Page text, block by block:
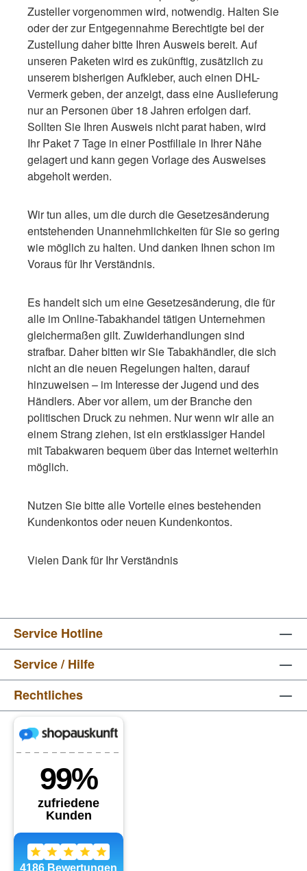
Zusteller vorgenommen wird, notwendig. Halten Sie
oder der zur Entgegennahme Berechtigte bei der
Zustellung daher bitte Ihren Ausweis bereit. Auf
unseren Paketen wird es zukünftig, zusätzlich zu
unserem bisherigen Aufkleber, auch einen DHL-
Vermerk geben, der anzeigt, dass eine Auslieferung
nur an Personen über 18 Jahren erfolgen darf.
Sollten Sie Ihren Ausweis nicht parat haben, wird
Ihr Paket 7 Tage in einer Postfiliale in Ihrer Nähe
gelagert und kann gegen Vorlage des Ausweises
abgeholt werden.
Wir tun alles, um die durch die Gesetzesänderung
entstehenden Unannehmlichkeiten für Sie so gering
wie möglich zu halten. Und danken Ihnen schon im
Voraus für Ihr Verständnis.
Es handelt sich um eine Gesetzesänderung, die für
alle im Online-Tabakhandel tätigen Unternehmen
gleichermaßen gilt. Zuwiderhandlungen sind
strafbar. Daher bitten wir Sie Tabakhändler, die sich
nicht an die neuen Regelungen halten, darauf
hinzuweisen – im Interesse der Jugend und des
Händlers. Aber vor allem, um der Branche den
politischen Druck zu nehmen. Nur wenn wir alle an
einem Strang ziehen, ist ein erstklassiger Handel
mit Tabakwaren bequem über das Internet weiterhin
möglich.
Nutzen Sie bitte alle Vorteile eines bestehenden
Kundenkontos oder neuen Kundenkontos.
Vielen Dank für Ihr Verständnis
Service Hotline
Service / Hilfe
Rechtliches